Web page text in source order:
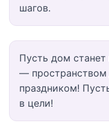
шагов.
Пусть дом
— пространством
праздником!
в цели!